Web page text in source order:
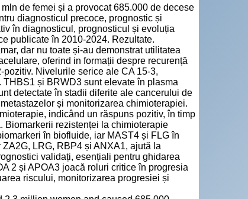
de femei și a provocat 685.000 de decese
diagnosticul precoce, prognostic și
în diagnosticul, prognosticul și evoluția
publicate în 2010-2024. Rezultate.
dar nu toate și-au demonstrat utilitatea
oferind in formații despre recurență
Nivelurile serice ale CA 15-3,
și BRWD3 sunt elevate în plasma
detectate în stadii diferite ale cancerului de
și monitorizarea chimioterapiei.
indicând un răspuns pozitiv, în timp
Biomarkerii rezistenței la chimioterapie
în biofluide, iar MAST4 și FLG în
LRG, RBP4 și ANXA1, ajută la
validați, esențiali pentru ghidarea
2 și APOA3 joacă roluri critice în progresia
riscului, monitorizarea progresiei și